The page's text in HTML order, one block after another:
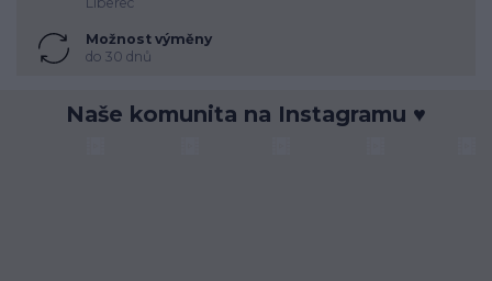
Možnost výměny
do 30 dnů
Naše komunita na Instagramu ♥